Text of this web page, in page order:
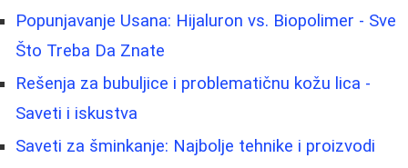
Popunjavanje Usana: Hijaluron vs. Biopolimer - Sve
Što Treba Da Znate
Rešenja za bubuljice i problematičnu kožu lica -
Saveti i iskustva
Saveti za šminkanje: Najbolje tehnike i proizvodi